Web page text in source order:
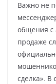
Важно не
общения с
продаже
сделка». В